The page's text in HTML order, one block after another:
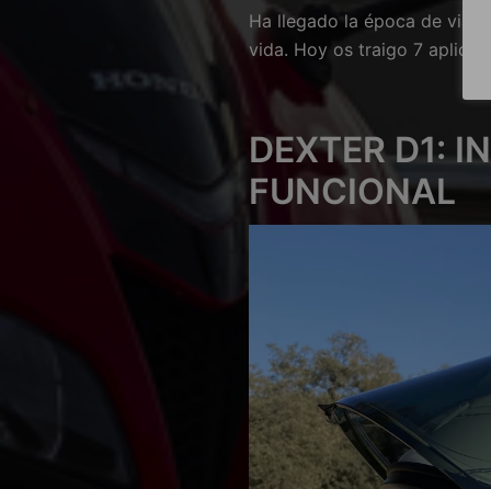
Ha llegado la época de
vida. Hoy os traigo 7
DEXTER D1:
FUNCIONAL